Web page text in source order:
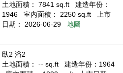
土地面積： 7841 sq.ft
建造年份：
1946
室內面積： 2250 sq.ft
上市
日期： 2026-06-29
地圖
臥2 浴2
土地面積： -- sq.ft
建造年份：1964